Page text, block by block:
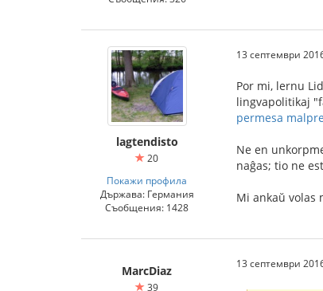
lagtendisto
20
Покажи профила
Държава: Германия
Съобщения: 1428
13 септември
Por mi, lernu
lingvapolitikaj
permesa
Ne en
naĝas; tio ne
Mi ankaŭ volas
MarcDiaz
39
13 септември